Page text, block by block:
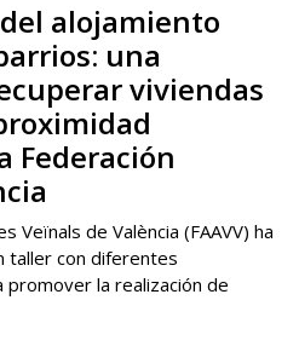
alojamiento
una
viviendas
Federación
Veïnals de València (FAAVV) ha
taller con diferentes
promover la realización de